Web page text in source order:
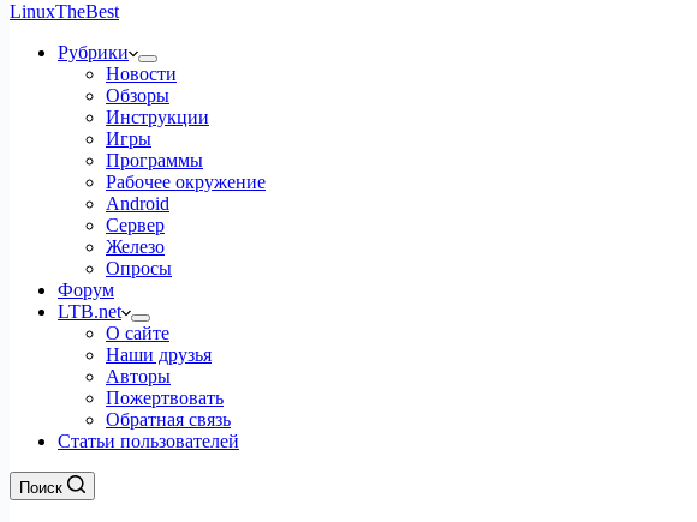
LinuxTheBest
Рубрики
Новости
Обзоры
Инструкции
Игры
Программы
Рабочее окружение
Android
Сервер
Железо
Опросы
Форум
LTB.net
О сайте
Наши друзья
Авторы
Пожертвовать
Обратная связь
Статьи пользователей
Поиск